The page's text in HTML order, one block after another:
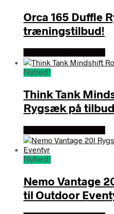
Orca 165 Duffle
træningstilbud!
Nyhed!
Think Tank
Rygsæk på
Nyhed!
Nemo Vantage
til Outdoor